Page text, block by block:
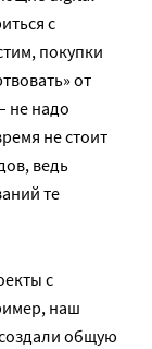
с
покупки
от
не надо
не стоит
ведь
те
с
наш
общую